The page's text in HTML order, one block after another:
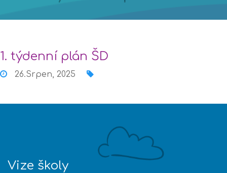
1. týdenní plán ŠD
26.Srpen, 2025
Vize školy